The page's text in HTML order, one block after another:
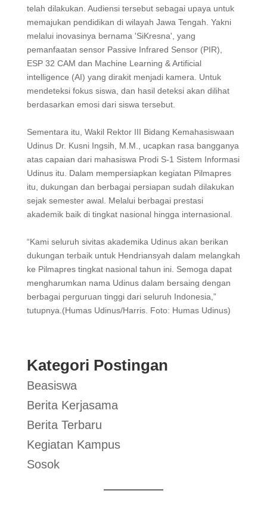
telah dilakukan. Audiensi tersebut sebagai upaya untuk
memajukan pendidikan di wilayah Jawa Tengah. Yakni
melalui inovasinya bernama 'SiKresna', yang
pemanfaatan sensor Passive Infrared Sensor (PIR),
ESP 32 CAM dan Machine Learning & Artificial
intelligence (AI) yang dirakit menjadi kamera. Untuk
mendeteksi fokus siswa, dan hasil deteksi akan dilihat
berdasarkan emosi dari siswa tersebut.
Sementara itu, Wakil Rektor III Bidang Kemahasiswaan
Udinus Dr. Kusni Ingsih, M.M., ucapkan rasa bangganya
atas capaian dari mahasiswa Prodi S-1 Sistem Informasi
Udinus itu. Dalam mempersiapkan kegiatan Pilmapres
itu, dukungan dan berbagai persiapan sudah dilakukan
sejak semester awal. Melalui berbagai prestasi
akademik baik di tingkat nasional hingga internasional.
“Kami seluruh sivitas akademika Udinus akan berikan
dukungan terbaik untuk Hendriansyah dalam melangkah
ke Pilmapres tingkat nasional tahun ini. Semoga dapat
mengharumkan nama Udinus dalam bersaing dengan
berbagai perguruan tinggi dari seluruh Indonesia,”
tutupnya.(Humas Udinus/Harris. Foto: Humas Udinus)
Kategori Postingan
Beasiswa
Berita Kerjasama
Berita Terbaru
Kegiatan Kampus
Sosok